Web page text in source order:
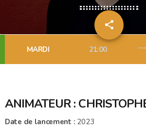
share
12
email
MARDI 21:00
ANIMATEUR :
Date de lancement : 2023